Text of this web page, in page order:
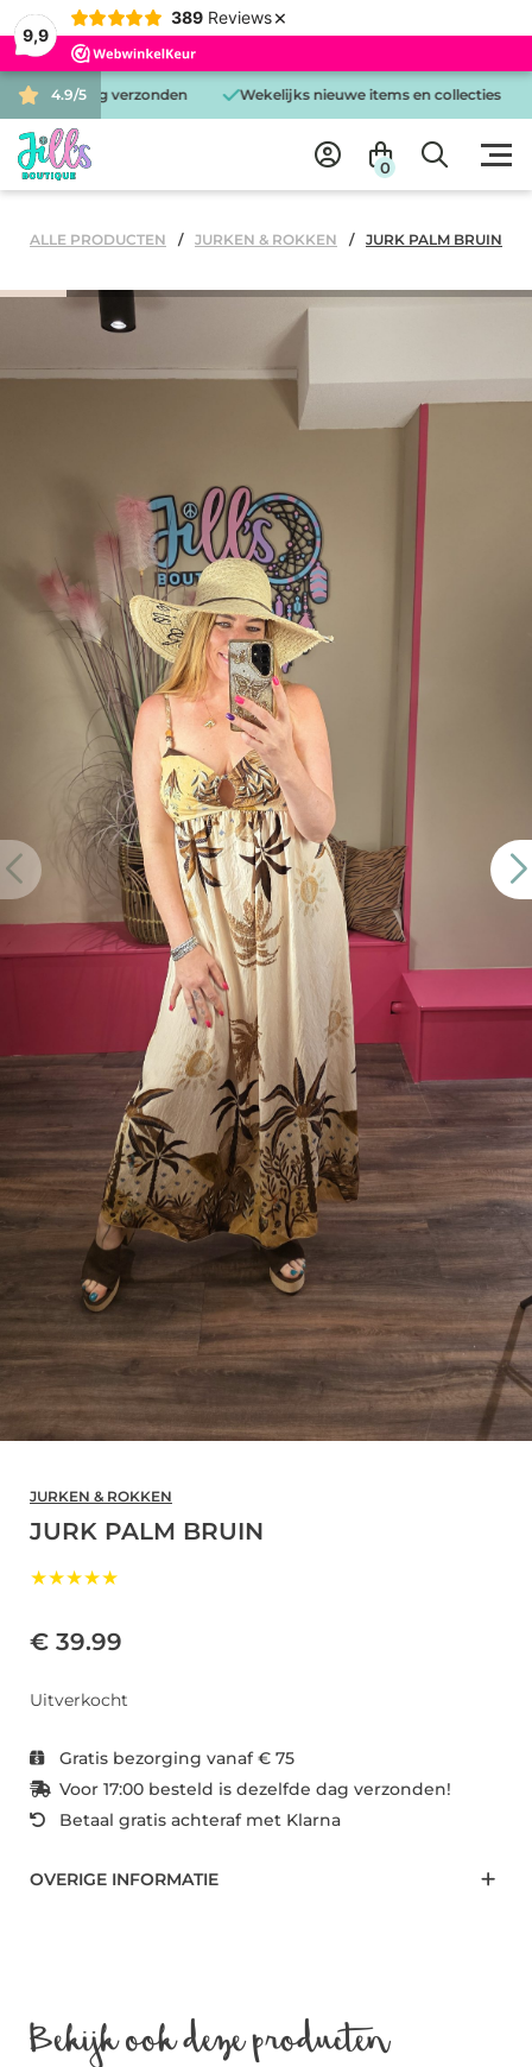
9,9
389 Reviews ×
4.9/5
dag verzonden Wekelijks nieuwe items en collecties
0
ALLE PRODUCTEN JURKEN & ROKKEN JURK PALM BRUIN
JURKEN & ROKKEN
JURK PALM BRUIN
★★★★★
€ 39.99
Uitverkocht
Gratis bezorging vanaf € 75
Voor 17:00 besteld is dezelfde dag verzonden!
Betaal gratis achteraf met Klarna
OVERIGE INFORMATIE
Bekijk ook deze producten